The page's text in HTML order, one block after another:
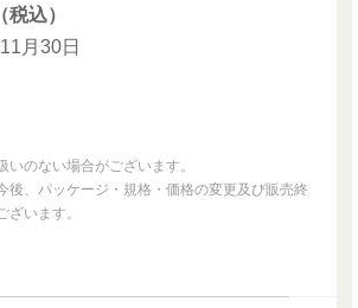
込）
月30日
いのない場合がございます。
後、パッケージ・規格・価格の変更及び販売終
ざいます。